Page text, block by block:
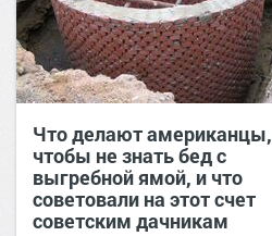
Что делают американцы,
чтобы не знать бед с
выгребной ямой, и что
советовали на этот счет
советским дачникам